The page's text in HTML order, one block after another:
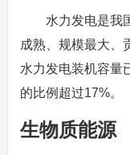
水力发电是我
成熟、规模最大、
水力发电装机容量
的比例超过17%。
生物质能源